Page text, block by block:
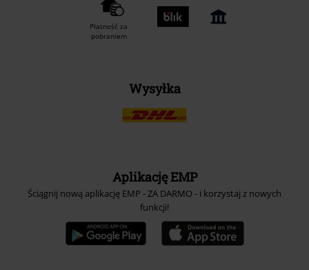
Płatność za
pobraniem
Wysyłka
Aplikację EMP
Ściągnij nową aplikację EMP - ZA DARMO - i korzystaj z nowych
funkcji!